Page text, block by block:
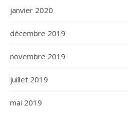
janvier 2020
décembre 2019
novembre 2019
juillet 2019
mai 2019